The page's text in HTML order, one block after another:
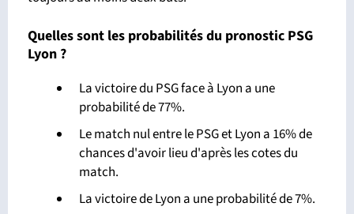
Quelles sont les probabilités du pronostic PSG
Lyon ?
La victoire du PSG face à Lyon a une
probabilité de 77%.
Le match nul entre le PSG et Lyon a 16% de
chances d'avoir lieu d'après les cotes du
match.
La victoire de Lyon a une probabilité de 7%.